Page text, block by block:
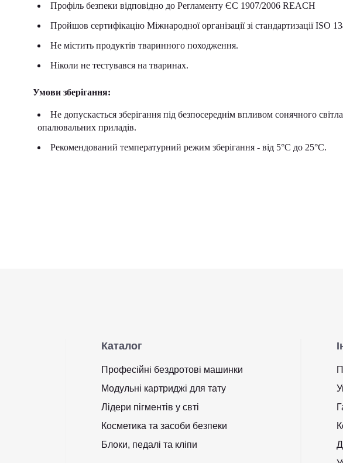
Профіль безпеки відповідно до Регламенту ЄС 1907/2006 REACH
Пройшов сертифікацію Міжнародної організації зі стандартизації ISO
Не містить продуктів тваринного походження.
Ніколи не тестувався на тваринах.
Умови зберігання:
Не допускається зберігання під безпосереднім впливом сонячного
опалювальних приладів.
Рекомендований температурний режим зберігання - від 5°С до 25°С.
Каталог
Професійні бездротові машинки
Модульні картриджі для тату
Лідери пігментів у свті
Косметика та засоби безпеки
Блоки, педалі та кліпи